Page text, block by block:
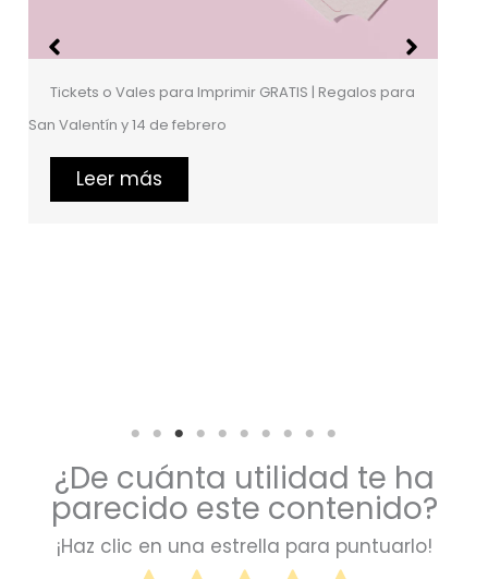
▶ Plantillas GRATIS: Diapositivas Inspiradas En Google |
Para Descargar y/o Imprimir – studywithart
Leer más
¿De cuánta utilidad te ha
parecido este contenido?
¡Haz clic en una estrella para puntuarlo!